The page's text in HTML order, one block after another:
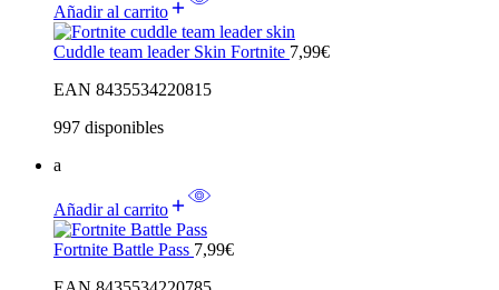
Añadir al carrito
Cuddle team leader Skin Fortnite 7,99€
EAN 8435534220815
997 disponibles
a
Añadir al carrito
Fortnite Battle Pass 7,99€